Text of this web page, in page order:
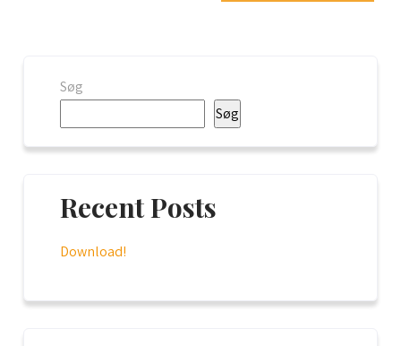
Søg
Søg
Recent Posts
Download!